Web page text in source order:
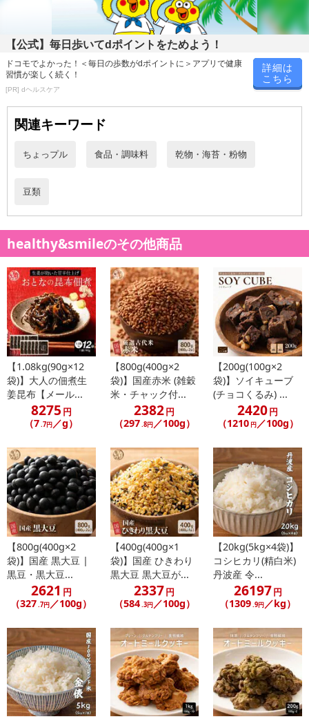
【公式】毎日歩いてdポイントをためよう！
ドコモでよかった！＜毎日の歩数がdポイントに＞アプリで健康
習慣が楽しく続く！
[PR] dヘルスケア
詳細は
こちら
関連キーワード
ちょっプル 食品・調味料 乾物・海苔・粉物
豆類
healthy&smileのその他商品
【1.08kg(90g×12
袋)】大人の佃煮生
姜昆布【メール...
8275 円
（7.7円／g）
【800g(400g×2
袋)】国産赤米 (雑穀
米・チャック付...
2382円
（297.8円／100g）
【200g(100g×2
袋)】ソイキューブ
(チョコくるみ) ...
2420円
（1210 円／100g）
【800g(400g×2
袋)】国産 黒大豆 |
黒豆・黒大豆...
2621 円
（327.7円 ／100g）
【400g(400g×1
袋)】国産 ひきわり
黒大豆 黒大豆が...
2337円
（584.3円／100g）
【20kg(5kg×4袋)】
コシヒカリ(精白米)
丹波産 令...
26197円
（1309.9円 ／kg）